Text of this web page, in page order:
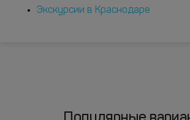
Экскурсии в Краснодаре